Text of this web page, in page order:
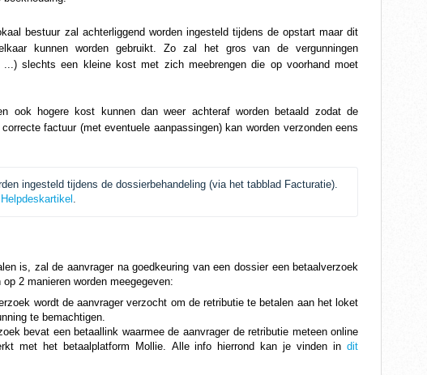
bestuur zal achterliggend worden ingesteld tijdens de opstart maar dit
kunnen worden gebruikt. Zo zal het gros van de vergunningen
...) slechts een kleine kost met zich meebrengen die op voorhand moet
ook hogere kost kunnen dan weer achteraf worden betaald zodat de
factuur (met eventuele aanpassingen) kan worden verzonden eens
ingesteld tijdens de dossierbehandeling (via het tabblad Facturatie).
is, zal de aanvrager na goedkeuring van een dossier een betaalverzoek
2 manieren worden meegegeven:
wordt de aanvrager verzocht om de retributie te betalen aan het loket
te bemachtigen.
bevat een betaallink waarmee de aanvrager de retributie meteen online
met het betaalplatform Mollie. Alle info hierrond kan je vinden in dit